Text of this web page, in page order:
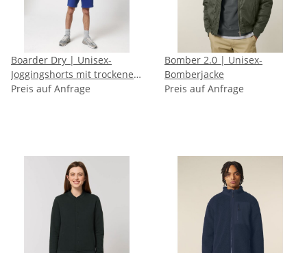
Boarder Dry | Unisex-
Joggingshorts mit trockener
Haptik
Preis auf Anfrage
Bomber 2.0 | Unisex-
Bomberjacke
Preis auf Anfrage